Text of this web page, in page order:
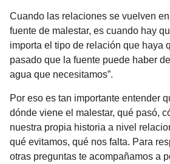
Cuando las relaciones se vuelven
fuente de malestar, es cuando hay
importa el tipo de relación que haya
pasado que la fuente puede haber
agua que necesitamos”.
Por eso es tan importante entender
dónde viene el malestar, qué pasó,
nuestra propia historia a nivel
qué evitamos, qué nos falta. Para
otras preguntas te acompañamos a